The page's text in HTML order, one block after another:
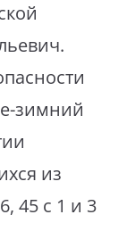
зимний
из
45 с 1 и 3